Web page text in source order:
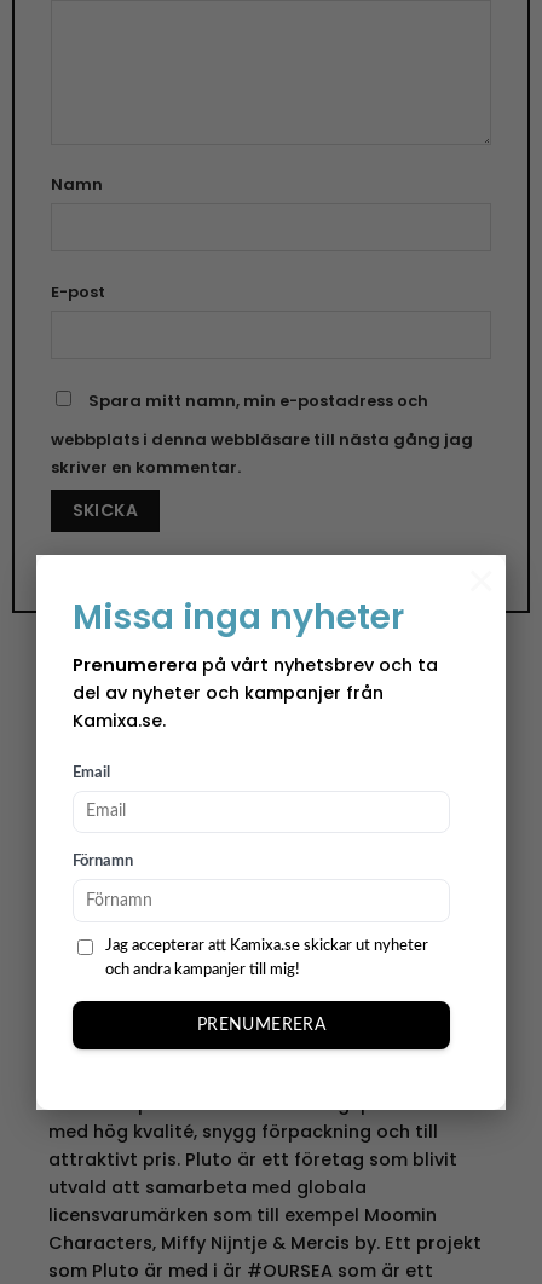
Missa inga nyheter
Prenumerera på vårt nyhetsbrev och ta
del av nyheter och kampanjer från
Kamixa.se.
Email
Förnamn
Jag accepterar att Kamixa.se skickar ut nyheter
och andra kampanjer till mig!
PRENUMERERA
Namn
E-post
Spara mitt namn, min e-postadress och
webbplats i denna webbläsare till nästa gång jag
skriver en kommentar.
Änglaspel Juldeco
Vårt änglaspel skapar en behaglig atmosfär och
är en utmärkt dekoration i de flesta hem! Vi
erbjuder ett brett utbud av olika motiv som
jultradition genom att tända det snurrande
änglaspelet. Välj det julmotiv som bäst
harmoniserar med din inredning.
Varumärke – Pluto Design
Pluto startades för 25 år sedan och det är ett
svenskt företag som producerar och designar
med hög kvalité, snygg förpackning och till
attraktivt pris. Pluto är ett företag som blivit
utvald att samarbeta med globala
licensvarumärken som till exempel Moomin
Characters, Miffy Nijntje & Mercis by. Ett projekt
som Pluto är med i är #OURSEA som är ett